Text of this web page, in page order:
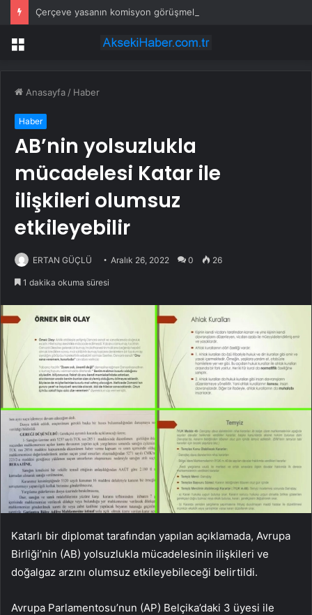
Çerçeve yasanın komisyon görüşmelerinde neler yaşandı?
Menü
Anasayfa / Haber
Haber
AB’nin yolsuzlukla
mücadelesi Katar ile
ilişkileri olumsuz
etkileyebilir
ERTAN GÜÇLÜ Aralık 26, 2022 0 26
1 dakika okuma süresi
Katarlı bir diplomat tarafından yapılan açıklamada, Avrupa
Birliği’nin (AB) yolsuzlukla mücadelesinin ilişkileri ve
doğalgaz arzını olumsuz etkileyebileceği belirtildi.
Avrupa Parlamentosu’nun (AP) Belçika’daki 3 üyesi ile